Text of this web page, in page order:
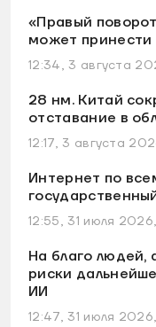
«Правый
может
12:34, 3 августа
28 нм. Китай
отставание в
12:17, 3 августа
Интернет по
12:55, 31 июля
На благо людей,
риски
ИИ
12:47, 31 июля